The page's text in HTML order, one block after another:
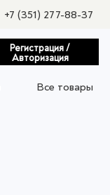
+7 (351) 277-88-37
Регистрация /
Авторизация
Все товары